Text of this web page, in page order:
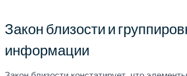
Закон близости и
информации